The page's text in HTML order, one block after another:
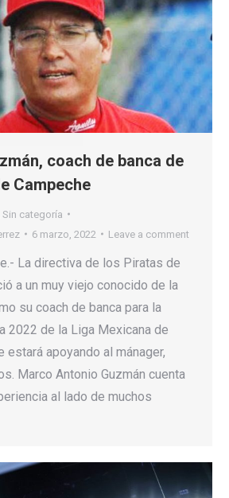
coach de banca de
Campeche
Sin categoría
6 marzo, 2022 Leave a comment
La directiva de los Piratas de
a un muy viejo conocido de la
su coach de banca para la
2022 de la Liga Mexicana de
estará apoyando al mánager,
Marco Antonio Guzmán cuenta
al lado de muchos